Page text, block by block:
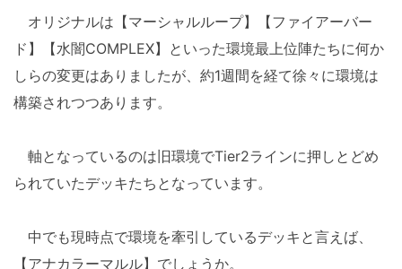
オリジナルは【マーシャルループ】【ファイアーバー
ド】【水闇COMPLEX】といった環境最上位陣たちに何か
しらの変更はありましたが、約1週間を経て徐々に環境は
構築されつつあります。
軸となっているのは旧環境でTier2ラインに押しとどめ
られていたデッキたちとなっています。
中でも現時点で環境を牽引しているデッキと言えば、
【アナカラーマルル】でしょうか。